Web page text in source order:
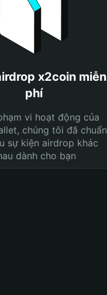
x2coin miễn
phí
vi hoạt động của
chúng tôi đã chuẩn
sự kiện airdrop khác
dành cho bạn